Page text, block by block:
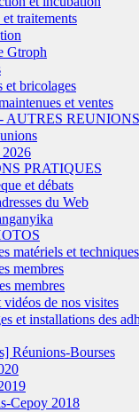
traitements
bricolages
et ventes
AUTRES
PRATIQUES
et débats
du Web
matériels et techniques
membres
membres
de nos visites
et installations des
Réunions-Bourses
Cepoy 2018